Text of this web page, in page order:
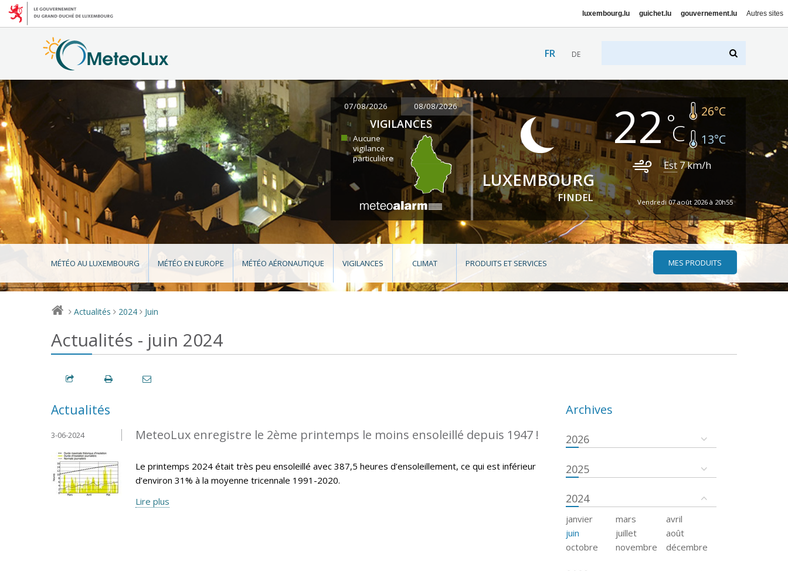
luxembourg.lu guichet.lu gouvernement.lu Autres sites
FR DE
07/08/2026 08/08/2026
VIGILANCES
Aucune
vigilance
particulière
LUXEMBOURG
FINDEL
22 26°C
13°C
Est 7km/h
Vendredi 07 août 2026 à 20h55
MÉTÉO AU LUXEMBOURG MÉTÉO EN EUROPE MÉTÉO AÉRONAUTIQUE VIGILANCES CLIMAT PRODUITS ET SERVICES MES PRODUITS
> Actualités > 2024 > Juin
Actualités - juin 2024
Actualités
MeteoLux enregistre le 2ème printemps le moins ensoleillé depuis 1947 !
3-06-2024
Le printemps 2024 était très peu ensoleillé avec 387,5 heures d’ensoleillement, ce qui est inférieur
d’environ 31% à la moyenne tricennale 1991-2020.
Lire plus
Archives
2026
2025
2024
janvier mars
avril
juin
juillet
août
octobre
novembre décembre